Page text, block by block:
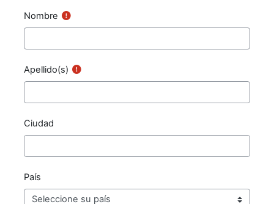
Nombre
Apellido(s)
Ciudad
País